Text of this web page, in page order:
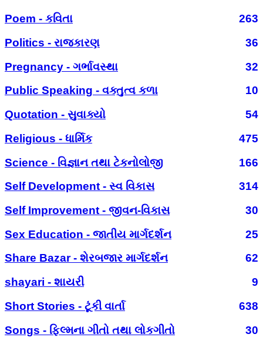
Poem - કવિતા
263
Politics - રાજકારણ
36
Pregnancy - ગર્ભાવસ્થા
32
Public Speaking - વક્તુત્વ કળા
10
Quotation - સુવાક્યો
54
Religious - ધાર્મિક
475
Science - વિજ્ઞાન તથા ટેકનોલોજી
166
Self Development - સ્વ વિકાસ
314
Self Improvement - જીવન-વિકાસ
30
Sex Education - જાતીય માર્ગદર્શન
25
Share Bazar - શેરબજાર માર્ગદર્શન
62
shayari - શાયરી
9
Short Stories - ટૂંકી વાર્તા
638
Songs - ફિલ્મના ગીતો તથા લોકગીતો
30